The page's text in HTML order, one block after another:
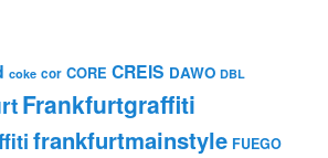
coke cor CORE CREIS DAWO DBL
Frankfurtgraffiti
frankfurtmainstyle FUEGO